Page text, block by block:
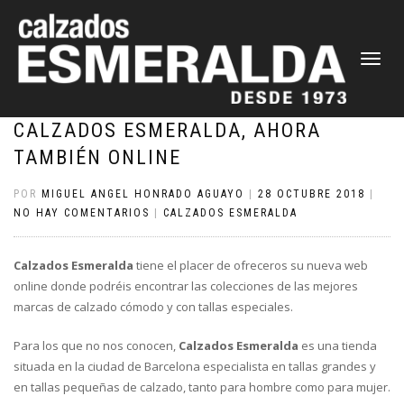
CAMBIAR
CALZADOS ESMERALDA, AHORA
TAMBIÉN ONLINE
POR MIGUEL ANGEL HONRADO AGUAYO 28 OCTUBRE 2018
NO HAY COMENTARIOS
CALZADOS ESMERALDA
Calzados Esmeralda tiene el placer de ofreceros su nueva web
online donde podréis encontrar las colecciones de las mejores
marcas de calzado cómodo y con tallas especiales.
Para los que no nos conocen, Calzados Esmeralda es una tienda
situada en la ciudad de Barcelona especialista en tallas grandes y
en tallas pequeñas de calzado, tanto para hombre como para mujer.